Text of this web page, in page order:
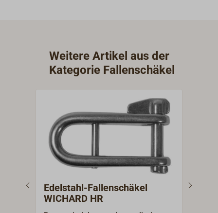
Weitere Artikel aus der
Kategorie Fallenschäkel
Edelstahl-Fallenschäkel
WICHARD HR